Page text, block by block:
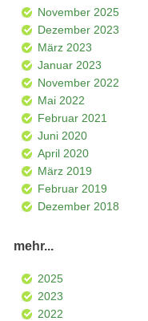
November 2025
Dezember 2023
März 2023
Januar 2023
November 2022
Mai 2022
Februar 2021
Juni 2020
April 2020
März 2019
Februar 2019
Dezember 2018
mehr...
2025
2023
2022